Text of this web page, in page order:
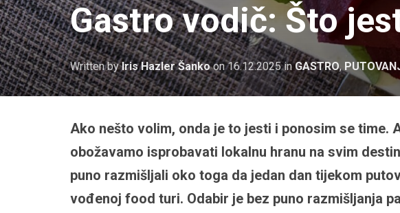
Gastro vodič: Što
Written byIris Hazler Šanko on16.12.2025 inGASTRO,
Ako nešto volim, onda je to jesti i ponosim se time.
obožavamo isprobavati lokalnu hranu na svim
puno razmišljali oko toga da jedan dan tijekom
vođenoj food turi. Odabir je bez puno razmišljanja